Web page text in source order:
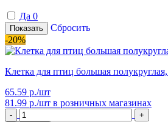
Да 0
Показать
Сбросить
-20%
Клетка для птиц большая
65.59 р./шт
81.99 р./шт в розничных магазинах
-
+